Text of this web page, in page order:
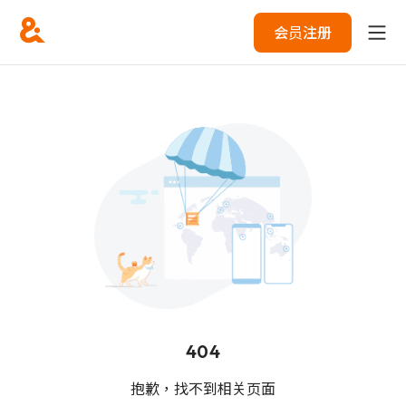
会员注册
404
抱歉，找不到相关页面